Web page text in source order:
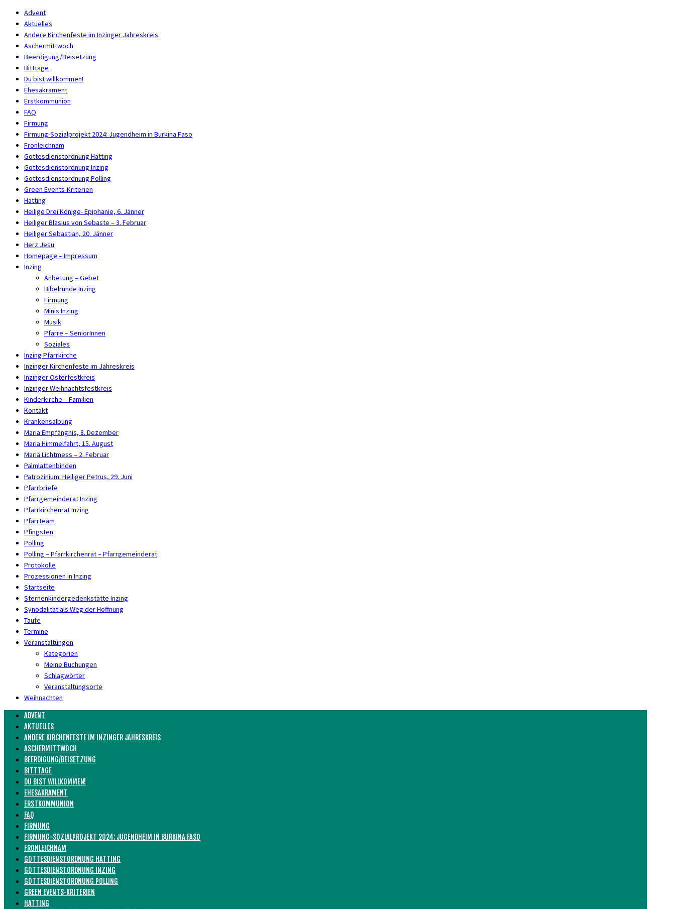
Advent
Aktuelles
Andere Kirchenfeste im Inzinger Jahreskreis
Aschermittwoch
Beerdigung/Beisetzung
Bitttage
Du bist willkommen!
Ehesakrament
Erstkommunion
FAQ
Firmung
Firmung-Sozialprojekt 2024: Jugendheim in Burkina Faso
Fronleichnam
Gottesdienstordnung Hatting
Gottesdienstordnung Inzing
Gottesdienstordnung Polling
Green Events-Kriterien
Hatting
Heilige Drei Könige- Epiphanie, 6. Jänner
Heiliger Blasius von Sebaste – 3. Februar
Heiliger Sebastian, 20. Jänner
Herz Jesu
Homepage – Impressum
Inzing
Anbetung – Gebet
Bibelrunde Inzing
Firmung
Minis Inzing
Musik
Pfarre – SeniorInnen
Soziales
Inzing Pfarrkirche
Inzinger Kirchenfeste im Jahreskreis
Inzinger Osterfestkreis
Inzinger Weihnachtsfestkreis
Kinderkirche – Familien
Kontakt
Krankensalbung
Maria Empfängnis, 8. Dezember
Maria Himmelfahrt, 15. August
Mariä Lichtmess – 2. Februar
Palmlattenbinden
Patrozinium: Heiliger Petrus, 29. Juni
Pfarrbriefe
Pfarrgemeinderat Inzing
Pfarrkirchenrat Inzing
Pfarrteam
Pfingsten
Polling
Polling – Pfarrkirchenrat – Pfarrgemeinderat
Protokolle
Prozessionen in Inzing
Startseite
Sternenkindergedenkstätte Inzing
Synodalität als Weg der Hoffnung
Taufe
Termine
Veranstaltungen
Kategorien
Meine Buchungen
Schlagwörter
Veranstaltungsorte
Weihnachten
ADVENT
AKTUELLES
ANDERE KIRCHENFESTE IM INZINGER JAHRESKREIS
ASCHERMITTWOCH
BEERDIGUNG/BEISETZUNG
BITTTAGE
DU BIST WILLKOMMEN!
EHESAKRAMENT
ERSTKOMMUNION
FAQ
FIRMUNG
FIRMUNG-SOZIALPROJEKT 2024: JUGENDHEIM IN BURKINA FASO
FRONLEICHNAM
GOTTESDIENSTORDNUNG HATTING
GOTTESDIENSTORDNUNG INZING
GOTTESDIENSTORDNUNG POLLING
GREEN EVENTS-KRITERIEN
HATTING